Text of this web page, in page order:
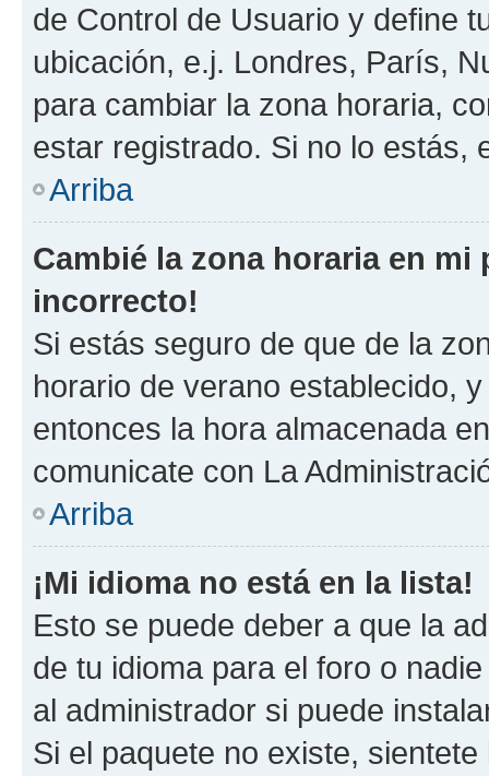
de Control de Usuario y define
ubicación, e.j. Londres, París,
para cambiar la zona horaria,
estar registrado. Si no lo estás,
Arriba
Cambié la zona horaria en
incorrecto!
Si estás seguro de que de la
horario de verano establecido,
entonces la hora almacenada
comunicate con La
Arriba
¡Mi idioma no está en la lista!
Esto se puede deber a que la
de tu idioma para el foro o
al administrador si puede
Si el paquete no existe,